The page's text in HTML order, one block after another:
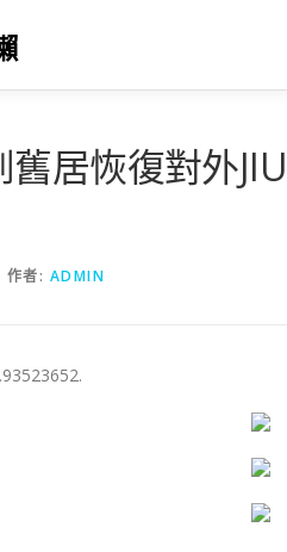
居恢復對外
作者: ADMIN